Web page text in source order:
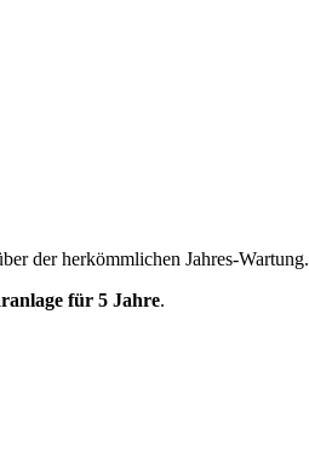
der herkömmlichen Jahres-Wartung.
für 5 Jahre.